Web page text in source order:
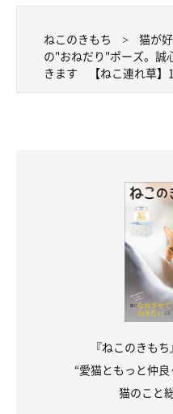
ねこのきもち 猫が
の"おねだり"ポーズ。誠
きます 【ねこ連れ草】
『ねこのきも
“愛猫ともっと仲
猫のこと